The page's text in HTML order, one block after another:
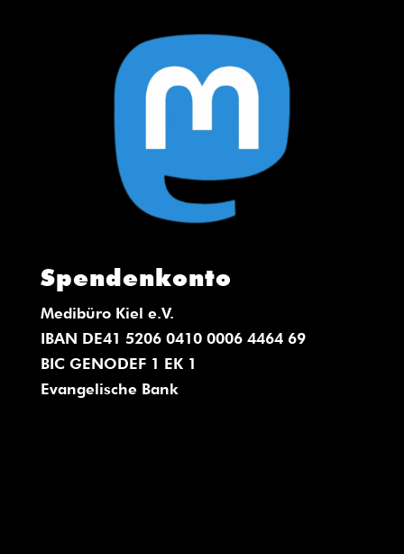
Spendenkonto
Medibüro Kiel e.V.
IBAN DE41 5206 0410 0006 4464 69
BIC GENODEF 1 EK 1
Evangelische Bank